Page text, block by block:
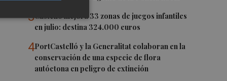
3Castelló mejora 33 zonas de juegos infantiles
en julio: destina 324.000 euros
4PortCastelló y la Generalitat colaboran en la
conservación de una especie de flora
autóctona en peligro de extinción